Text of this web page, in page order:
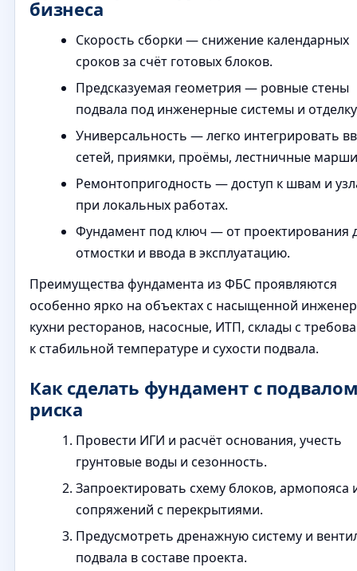
бизнеса
Скорость сборки — снижение календарных
сроков за счёт готовых блоков.
Предсказуемая геометрия — ровные стены
подвала под инженерные системы и
Универсальность — легко интегрировать
сетей, приямки, проёмы, лестничные
Ремонтопригодность — доступ к швам и
при локальных работах.
Фундамент под ключ — от проектирования
отмостки и ввода в эксплуатацию.
Преимущества фундамента из ФБС проявляются
особенно ярко на объектах с насыщенной
кухни ресторанов, насосные, ИТП, склады с
к стабильной температуре и сухости подвала.
Как сделать фундамент с
риска
Провести ИГИ и расчёт основания, учесть
грунтовые воды и сезонность.
Запроектировать схему блоков, армопояса
сопряжений с перекрытиями.
Предусмотреть дренажную систему и
подвала в составе проекта.